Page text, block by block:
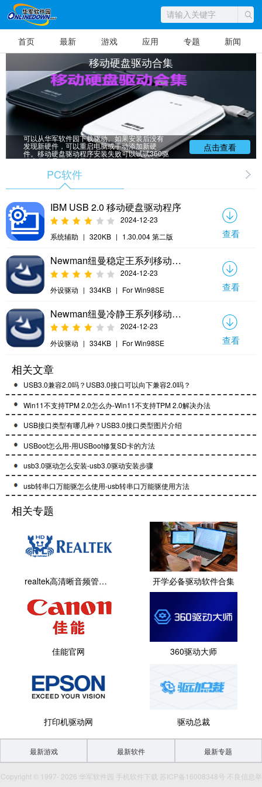
首页 最新 游戏 应用 专题 新闻
移动硬盘驱动合集
如果想在电脑之间转存大量的文件，这是
就需要移动硬盘了，如果移动硬盘无法识别，
可以从华军软件园下载驱动。如果安装后没有
发现新硬件，可以重启电脑或手动添加新硬
件。移动硬盘驱动程序安装失败可以试试360驱
动大师或是驱动精灵自动安装驱动。现在市面
个好？以下是华军小编为大家整理的移动硬盘
驱动合集，用户可以根据自己需要进行选择下
载。
点击查看
PC软件
IBM USB 2.0 移动硬盘驱动程序
2024-12-23
系统辅助 | 320KB | 1.30.004 第二版 查看
Newman纽曼稳定王系列移动硬盘盒驱动
2024-12-23
外设驱动 | 334KB | For Win98SE 查看
Newman纽曼冷静王系列移动硬盘盒驱动
2024-12-23
外设驱动 | 334KB | For Win98SE 查看
相关文章
USB3.0兼容2.0吗？USB3.0接口可以向下兼容2.0吗？
Win11不支持TPM 2.0怎么办-Win11不支持TPM 2.0解决办法
USB接口类型有哪几种？USB3.0接口类型图片介绍
USBoot怎么用-用USBoot修复SD卡的方法
usb3.0驱动怎么安装-usb3.0驱动安装步骤
usb转串口万能驱怎么使用-usb转串口万能驱使用方法
相关专题
realtek高清晰音频管理器专区 开学必备驱动软件合集
佳能官网 360驱动大师
打印机驱动网 驱动总裁
最新游戏 最新软件 最新专题
Copyright © 1997- 2026 华军软件园 手机软件下载 苏ICP备16008348号 不良信息举